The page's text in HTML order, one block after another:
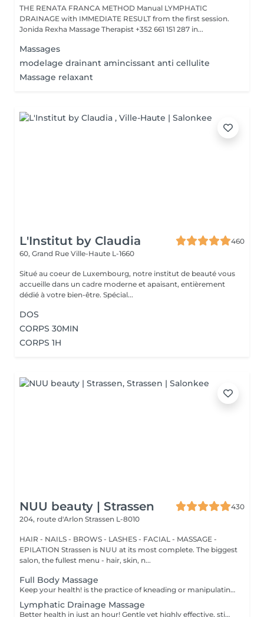
THE RENATA FRANCA METHOD Manual LYMPHATIC
DRAINAGE with IMMEDIATE RESULT from the first session.
Jonida Rexha Massage Therapist +352 661 151 287 in...
Massages
modelage drainant amincissant anti cellulite
Massage relaxant
L'Institut by Claudia
460
60, Grand Rue Ville-Haute L-1660
Situé au coeur de Luxembourg, notre institut de beauté vous
accueille dans un cadre moderne et apaisant, entièrement
dédié à votre bien-être. Spécial...
DOS
CORPS 30MIN
CORPS 1H
NUU beauty | Strassen
430
204, route d'Arlon Strassen L-8010
HAIR - NAILS - BROWS - LASHES - FACIAL - MASSAGE -
EPILATION Strassen is NUU at its most complete. The biggest
salon, the fullest menu - hair, skin, n...
Full Body Massage
Keep your health! is the practice of kneading or manipulating a person's muscles and other soft-tissue in order to reduce stress, reduce muscle pain, increase relaxation and improve the work of the immune system. Age restrictions: there are no age restrictions for this procedure. Post procedure recommendations: do not do sport and any sharp movements 2-3 hours after the procedure. Frequency: 1-2 times per week, 10 times in total. Repeat once in 3-6 months.
Lymphatic Drainage Massage
Better health in just an hour! Gentle yet highly effective, stimulates the body's lymphatic system to flush out toxins, reduce swelling, and enhance immunity. This technique uses light, rhythmic strokes to encourage natural drainage, making it perfect for reducing bloating, post-surgery care, and improving skin tone. A go-to for detox and wellness. Age restrictions: there are no age restrictions for this procedure. Post procedure recommendations: do not do sport and any sharp movements 2-3 hours after the procedure. Frequency: 1-2 times per week, 10 times in total. Repeat once in 3-6 months.